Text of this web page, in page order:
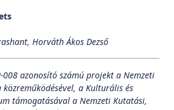
Horváth Ákos Dezső
008 azonosító számú projekt a Nemzeti
közreműködésével, a Kulturális és
támogatásával a Nemzeti Kutatási,